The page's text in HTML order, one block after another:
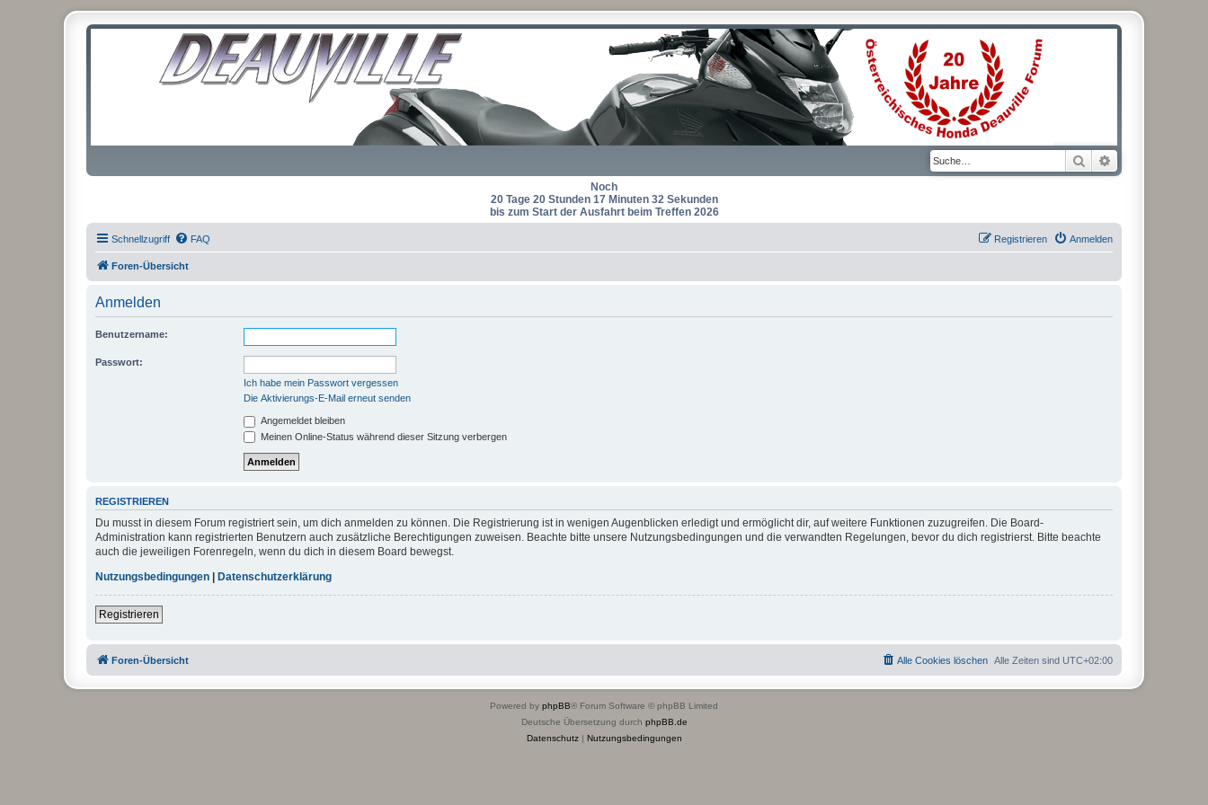
Suche
Noch
20 Tage 20 Stunden 17 Minuten 32 Sekunden
bis zum Start der Ausfahrt beim Treffen 2026
Schnellzugriff FAQ Anmelden
Registrieren
Foren-Übersicht
Anmelden
Benutzername:
Passwort:
Ich habe mein Passwort vergessen
Die Aktivierungs-E-Mail erneut senden
Angemeldet bleiben
Meinen Online-Status während dieser Sitzung verbergen
REGISTRIEREN
Du musst in diesem Forum registriert sein, um dich anmelden zu können. Die Registrierung ist in wenigen Augenblicken erledigt und ermöglicht dir, auf weitere Funktionen zuzugreifen. Die Board-
Administration kann registrierten Benutzern auch zusätzliche Berechtigungen zuweisen. Beachte bitte unsere Nutzungsbedingungen und die verwandten Regelungen, bevor du dich registrierst. Bitte beachte
auch die jeweiligen Forenregeln, wenn du dich in diesem Board bewegst.
Nutzungsbedingungen | Datenschutzerklärung
Registrieren
Foren-Übersicht Alle Zeiten sind UTC+02:00
Alle Cookies löschen
Powered by phpBB® Forum Software © phpBB Limited
Deutsche Übersetzung durch phpBB.de
Datenschutz| Nutzungsbedingungen